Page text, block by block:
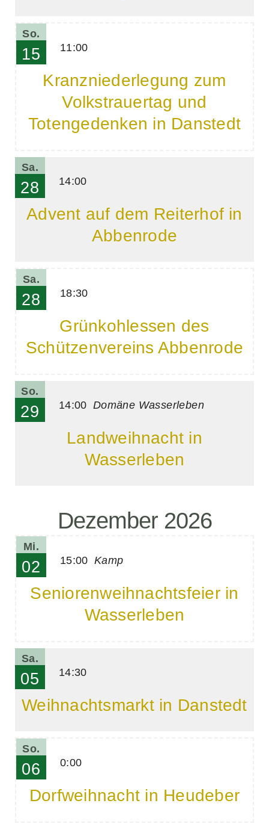
So.
15 11:00
Kranzniederlegung zum
Volkstrauertag und
Totengedenken in Danstedt
Sa.
28 14:00
Advent auf dem Reiterhof in
Abbenrode
Sa.
28 18:30
Grünkohlessen des
Schützenvereins Abbenrode
So.
29 14:00 Domäne Wasserleben
Landweihnacht in
Wasserleben
Dezember 2026
Mi.
02 15:00 Kamp
Seniorenweihnachtsfeier in
Wasserleben
Sa.
05 14:30
Weihnachtsmarkt in Danstedt
So.
06 0:00
Dorfweihnacht in Heudeber